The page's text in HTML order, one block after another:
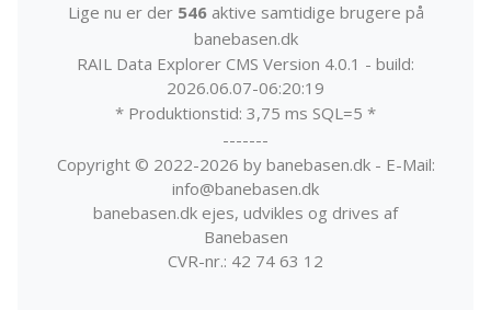
Lige nu er der 546aktive samtidige brugere på
banebasen.dk
RAIL Data Explorer CMS Version 4.0.1 - build:
2026.06.07-06:20:19
* Produktionstid: 3,75 ms SQL=5 *
-------
Copyright © 2022-2026 by banebasen.dk - E-Mail:
info@banebasen.dk
banebasen.dk ejes, udvikles og drives af
Banebasen
CVR-nr.: 42 74 63 12